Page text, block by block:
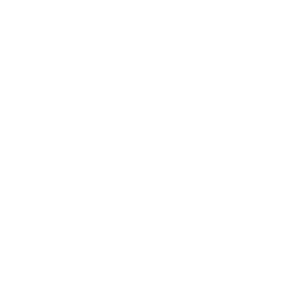
pikaisia toimia.
jotta luonnossamme